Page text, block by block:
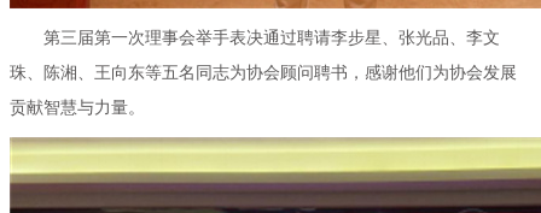
第三届第一次理事会举手表决通过聘请李步星、张光品、李文
珠、陈湘、王向东等五名同志为协会顾问聘书，感谢他们为协会发展
贡献智慧与力量。